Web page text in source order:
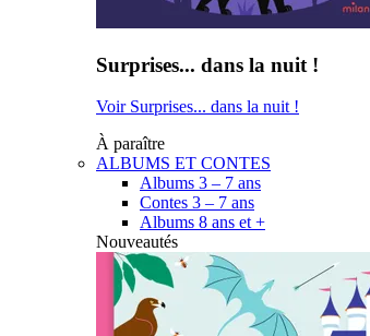
Surprises... dans la nuit !
Voir Surprises... dans la nuit !
À paraître
ALBUMS ET CONTES
Albums 3 – 7 ans
Contes 3 – 7 ans
Albums 8 ans et +
Nouveautés